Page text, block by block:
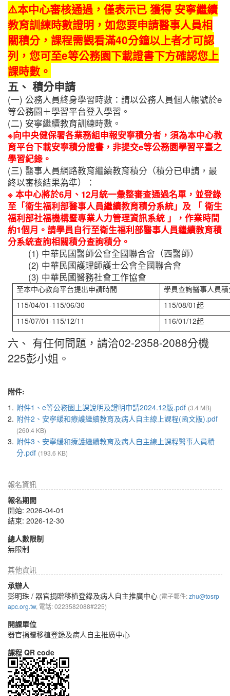
⚠️本中心審核通過，僅表示已 獲得 安寧繼續
教育訓練時數證明，如您要申請醫事人員相
關積分，課程需觀看滿40分鐘以上者才可認
列，您可至e等公務園下載證書下方確認您上
課時數。
五、 積分申請
(一) 公務人員終身學習時數：請以公務人員個人帳號於e
等公務園＋學習平台登入學習。
(二) 安寧繼續教育訓練時數。
※向中央健保署各業務組申報安寧積分者，須為本中心教
育平台下載安寧積分證書，非提交e等公務園學習平臺之
學習紀錄。
(三) 醫事人員網路教育繼續教育積分（積分已申請，最
終以審核結果為準）：
※ 本中心將於6月、12月統一彙整審查通過名單，並登錄
至「衛生福利部醫事人員繼續教育積分系統」及
「 衛生
福利部社福機構暨專業人力管理資訊系統 」
，作業時間
約1個月。請學員自行至衛生福利部醫事人員繼續教育積
分系統查詢相關積分查詢積分。
(1) 中華民國醫師公會全國聯合會（西醫師）
(2) 中華民國護理師護士公會全國聯合會
(3) 中華民國醫務社會工作協會
至本中心教育平台提出申請時間
學員查詢醫事人員
115/04/01-115/06/30
115/08/01起
115/07/01-115/12/11
116/01/12起
六、 有任何問題，請洽02-2358-2088分機
225彭小姐。
附件:
1. 附件1、e等公務園上課說明及證明申請2024.12版.pdf (3.4 MB)
2. 附件2、安寧緩和療護繼續教育及病人自主線上課程(函文版).pdf
(260.4 KB)
3. 附件3、安寧緩和療護繼續教育及病人自主線上課程醫事人員積
分.pdf (193.6 KB)
報名資訊
報名期間
開始: 2026-04-01
結束: 2026-12-30
總人數限制
無限制
其他資訊
承辦人
彭明珠 / 器官捐贈移植登錄及病人自主推廣中心 (電子郵件:zhu@tosrp
apc.org.tw, 電話: 0223582088#225)
開課單位
器官捐贈移植登錄及病人自主推廣中心
課程 QR code